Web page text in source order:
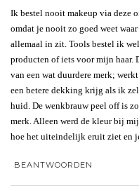
Ik bestel nooit makeup via deze
omdat je nooit zo goed weet
allemaal in zit. Tools bestel ik
producten of iets voor mijn haar.
van een wat duurdere merk;
een betere dekking krijg als ik
huid. De wenkbrauw peel off is
merk. Alleen werd de kleur bij
hoe het uiteindelijk eruit ziet en
BEANTWOORDEN